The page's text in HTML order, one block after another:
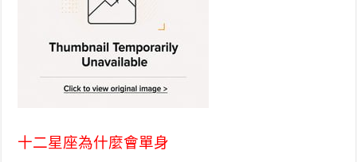
十二星座為什麼會單身